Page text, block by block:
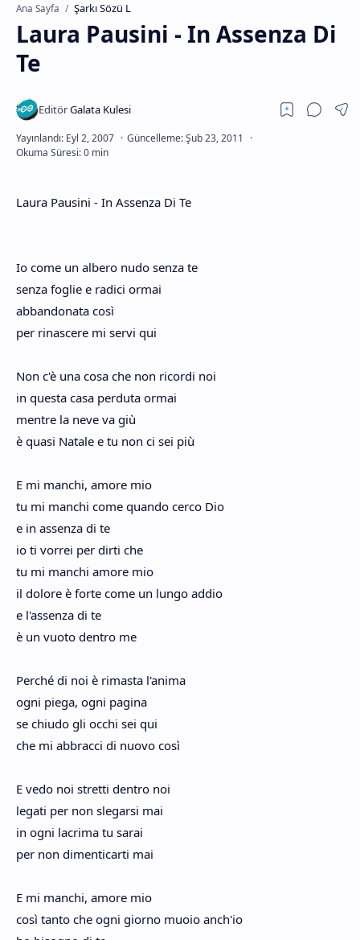
Ana Sayfa Şarkı Sözü L
Laura Pausini - In Assenza Di
Te
Laura Pausini - In Assenza Di Te
Io come un albero nudo senza te
senza foglie e radici ormai
abbandonata così
per rinascere mi servi qui
Non c'è una cosa che non ricordi noi
in questa casa perduta ormai
mentre la neve va giù
è quasi Natale e tu non ci sei più
E mi manchi, amore mio
tu mi manchi come quando cerco Dio
e in assenza di te
io ti vorrei per dirti che
tu mi manchi amore mio
il dolore è forte come un lungo addio
e l'assenza di te
è un vuoto dentro me
Perché di noi è rimasta l'anima
ogni piega, ogni pagina
se chiudo gli occhi sei qui
che mi abbracci di nuovo così
E vedo noi stretti dentro noi
legati per non slegarsi mai
in ogni lacrima tu sarai
per non dimenticarti mai
E mi manchi, amore mio
così tanto che ogni giorno muoio anch'io